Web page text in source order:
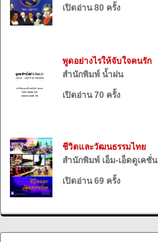
เปิดอ่าน 80 ครั้ง
พูดอย่างไรให้จับใจคนรัก
สำนักพิมพ์ น้ำฝน
เปิดอ่าน 70 ครั้ง
ชีวิตและวัฒนธรรมไทย
สำนักพิมพ์ เอ็ม-เอ็ดดูเคชั่น
เปิดอ่าน 69 ครั้ง